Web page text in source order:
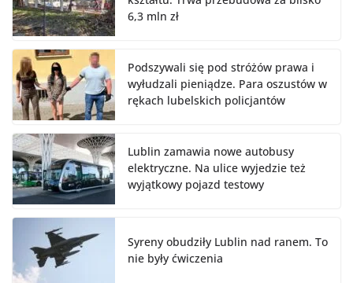
6,3 mln zł
Podszywali się pod stróżów prawa i
wyłudzali pieniądze. Para oszustów w
rękach lubelskich policjantów
Lublin zamawia nowe autobusy
elektryczne. Na ulice wyjedzie też
wyjątkowy pojazd testowy
Syreny obudziły Lublin nad ranem. To
nie były ćwiczenia